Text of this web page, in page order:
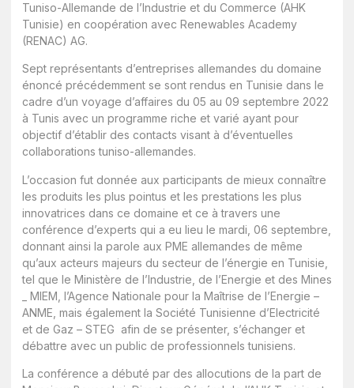
Tuniso-Allemande de l’Industrie et du Commerce (AHK
Tunisie) en coopération avec Renewables Academy
(RENAC) AG.
Sept représentants d’entreprises allemandes du domaine
énoncé précédemment se sont rendus en Tunisie dans le
cadre d’un voyage d’affaires du 05 au 09 septembre 2022
à Tunis avec un programme riche et varié ayant pour
objectif d’établir des contacts visant à d’éventuelles
collaborations tuniso-allemandes.
L’occasion fut donnée aux participants de mieux connaître
les produits les plus pointus et les prestations les plus
innovatrices dans ce domaine et ce à travers une
conférence d’experts qui a eu lieu le mardi, 06 septembre,
donnant ainsi la parole aux PME allemandes de même
qu’aux acteurs majeurs du secteur de l’énergie en Tunisie,
tel que le Ministère de l’Industrie, de l’Energie et des Mines
_ MIEM, l’Agence Nationale pour la Maîtrise de l’Energie –
ANME, mais également la Société Tunisienne d’Electricité
et de Gaz – STEG afin de se présenter, s’échanger et
débattre avec un public de professionnels tunisiens.
La conférence a débuté par des allocutions de la part de